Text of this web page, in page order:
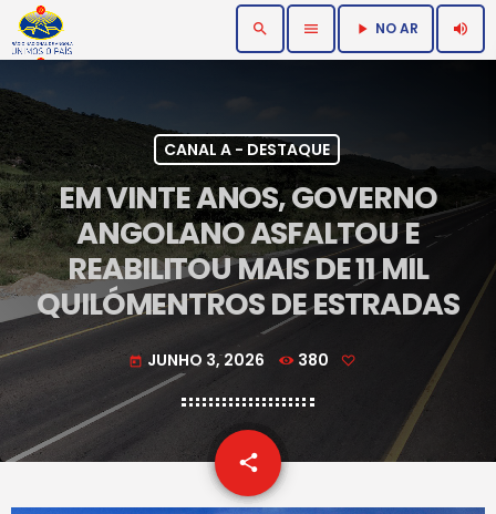
search menu play_arrow NO AR volume_up
CANAL A - DESTAQUE
EM VINTE ANOS, GOVERNO
ANGOLANO ASFALTOU E
REABILITOU MAIS DE 11 MIL
QUILÓMENTROS DE ESTRADAS
today JUNHO 3, 2026 380
share
email